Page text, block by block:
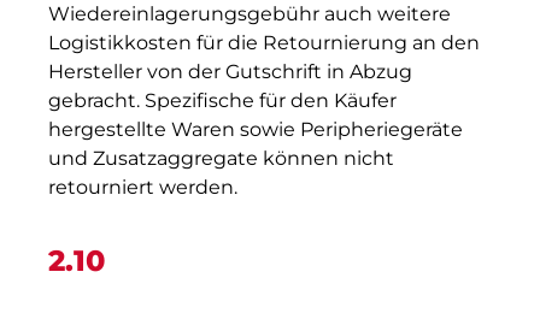
Wiedereinlagerungsgebühr auch weitere
Logistikkosten für die Retournierung an den
Hersteller von der Gutschrift in Abzug
gebracht. Spezifische für den Käufer
hergestellte Waren sowie Peripheriegeräte
und Zusatzaggregate können nicht
retourniert werden.
2.10